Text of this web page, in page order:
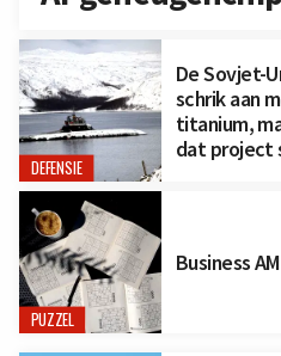
DEFENSIE
De Sovjet-
schrik aan
titanium,
dat project
PUZZEL
Business